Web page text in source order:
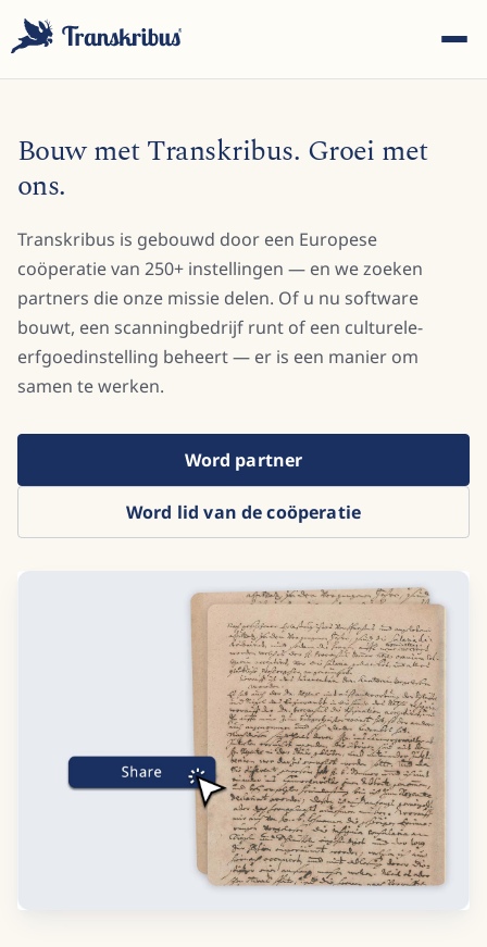
Begin met typen om te zoeken in modellen, sites en
blogberichten...
Bouw met Transkribus. Groei met
ons.
Transkribus is gebouwd door een Europese
coöperatie van 250+ instellingen — en we zoeken
partners die onze missie delen. Of u nu software
bouwt, een scanningbedrijf runt of een culturele-
erfgoedinstelling beheert — er is een manier om
samen te werken.
Word partner
Word lid van de coöperatie